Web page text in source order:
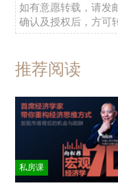
如有意愿转载，请发
确认及授权后，方可
推荐阅读
私房课